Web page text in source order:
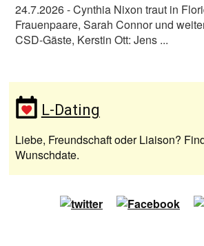
24.7.2026- Cynthia Nixon traut in
Frauenpaare, Sarah Connor und
CSD-Gäste, Kerstin Ott: Jens ...
L-Dating
Liebe, Freundschaft oder Liaison?
Wunschdate.